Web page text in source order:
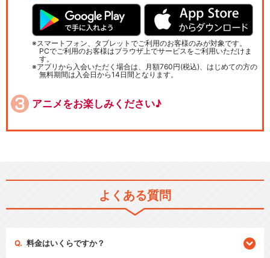
スマートフォン、タブレットでご利用のお客様のみが対象です。
PCでご利用のお客様はブラウザ上でサービスをご利用いただけま
す。
アプリから入会いただく場合は、月額760円(税込)、はじめての方の
無料期間は入会日から14日間となります。
アニメをお楽しみください♪
よくある質問
料金はいくらですか？